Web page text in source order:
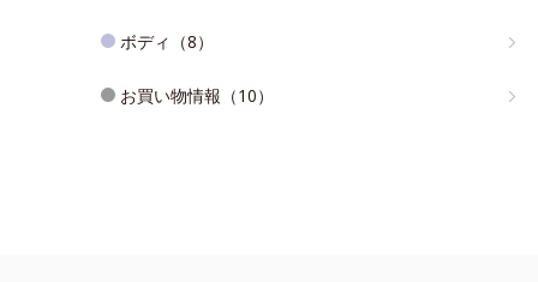
ボディ（8）
お買い物情報（10）